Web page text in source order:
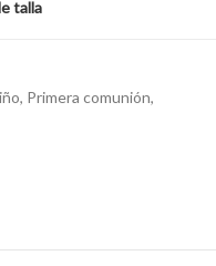
talla
, Primera comunión,